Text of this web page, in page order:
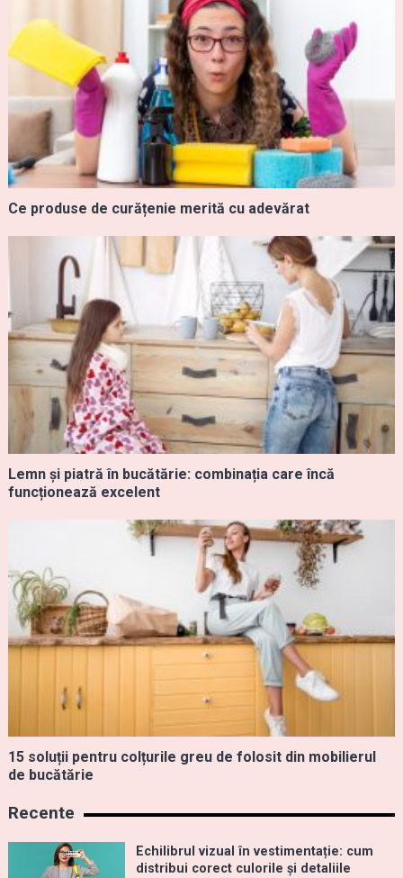
Ce produse de curățenie merită cu adevărat
Lemn și piatră în bucătărie: combinația care încă
funcționează excelent
15 soluții pentru colțurile greu de folosit din mobilierul
de bucătărie
Recente
Echilibrul vizual în vestimentație: cum
distribui corect culorile și detaliile